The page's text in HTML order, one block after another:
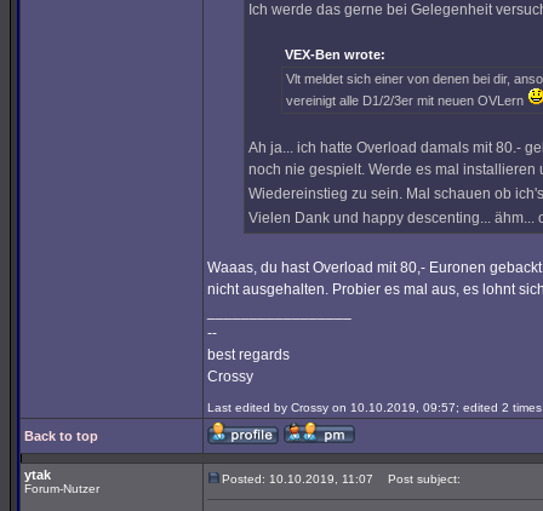
Ich werde das gerne bei Gelegenheit
VEX-Ben wrote:
Vlt meldet sich einer von denen bei dir,
vereinigt alle D1/2/3er mit neuen OVLern
Ah ja... ich hatte Overload damals mit 80.-
noch nie gespielt. Werde es mal installieren
Wiedereinstieg zu sein. Mal schauen ob
Vielen Dank und happy descenting...
Waaas, du hast Overload mit 80,- Euronen
nicht ausgehalten. Probier es mal aus, es lohnt
--
best regards
Crossy
Last edited by Crossy on 10.10.2019, 09:57; edited 2
Back to top
ytak
Forum-Nutzer
Posted: 10.10.2019, 11:07 Post subject: